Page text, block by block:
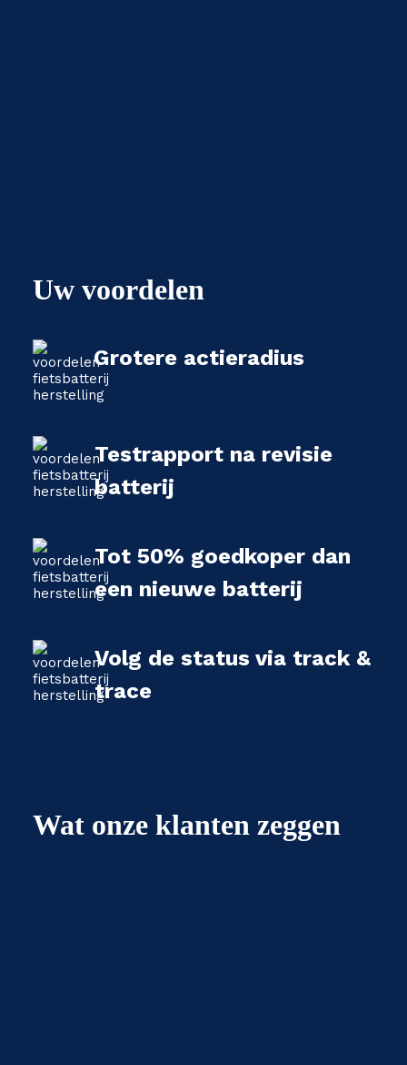
Uw voordelen
Grotere actieradius
Testrapport na revisie
batterij
Tot 50% goedkoper dan
een nieuwe batterij
Volg de status via track &
trace
Wat onze klanten zeggen